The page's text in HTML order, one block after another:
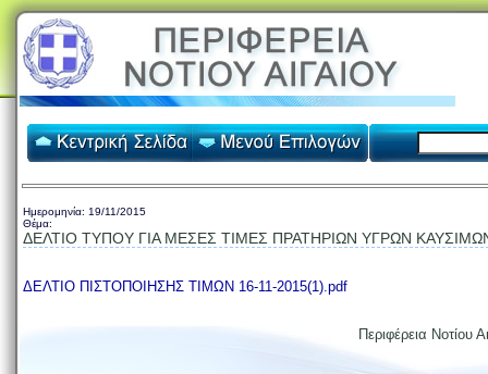
Ημερομηνία: 19/11/2015
Θέμα:
ΔΕΛΤΙΟ ΤΥΠΟΥ ΓΙΑ ΜΕΣΕΣ ΤΙΜΕΣ ΠΡΑΤΗΡΙΩΝ ΥΓΡΩΝ
ΔΕΛΤΙΟ ΠΙΣΤΟΠΟΙΗΣΗΣ ΤΙΜΩΝ 16-11-2015(1).pdf
Περιφέρεια Νοτίου